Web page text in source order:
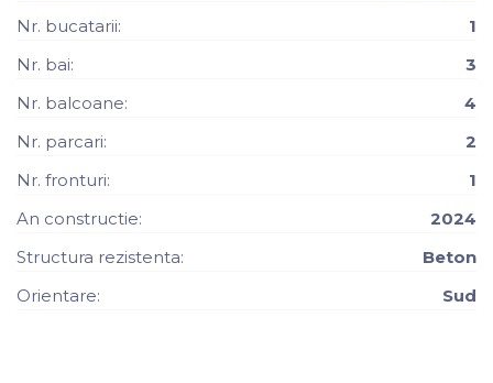
Nr. bucatarii:
1
Nr. bai:
3
Nr. balcoane:
4
Nr. parcari:
2
Nr. fronturi:
1
An constructie:
2024
Structura rezistenta:
Beton
Orientare:
Sud